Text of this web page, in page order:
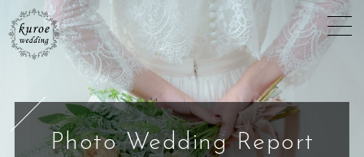
Photo Wedding Report